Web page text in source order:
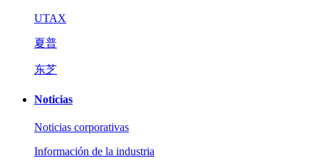
UTAX
夏普
东芝
Noticias
Noticias corporativas
Información de la industria